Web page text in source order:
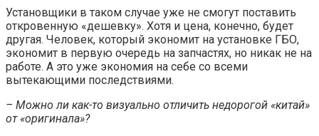
Установщики в таком случае уже не смогут поставить
откровенную «дешевку». Хотя и цена, конечно, будет
другая. Человек, который экономит на установке ГБО,
экономит в первую очередь на запчастях, но никак не на
работе. А это уже экономия на себе со всеми
вытекающими последствиями.
– Можно ли как-то визуально отличить недорогой «китай»
от «оригинала»?